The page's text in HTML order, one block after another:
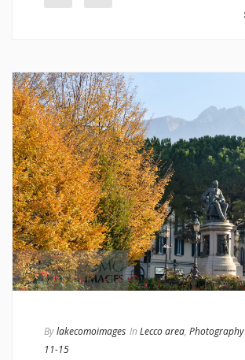
Bylakecomoimages In Lecco area, Photography
11-15